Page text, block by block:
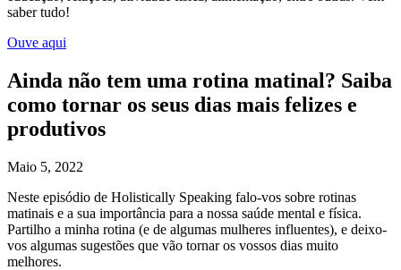
saber tudo!
Ouve aqui
Ainda não tem uma rotina matinal? Saiba
como tornar os seus dias mais felizes e
produtivos
Maio 5, 2022
Neste episódio de Holistically Speaking falo-vos sobre rotinas
matinais e a sua importância para a nossa saúde mental e física.
Partilho a minha rotina (e de algumas mulheres influentes), e deixo-
vos algumas sugestões que vão tornar os vossos dias muito
melhores.